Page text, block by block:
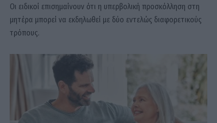
Οι ειδικοί επισημαίνουν ότι η υπερβολική προσκόλληση στη
μητέρα μπορεί να εκδηλωθεί με δύο εντελώς διαφορετικούς
τρόπους.